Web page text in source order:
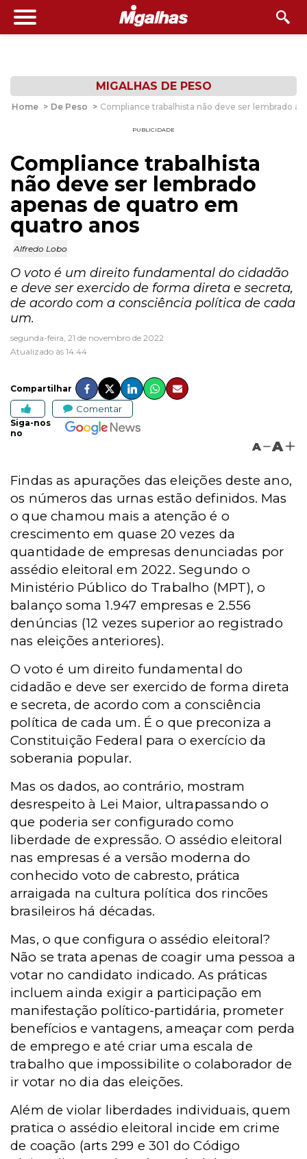
MIGALHAS DE PESO
Home > De Peso > Compliance trabalhista não deve ser lembrado
PUBLICIDADE
Compliance trabalhista
não deve ser lembrado
apenas de quatro em
quatro anos
Alfredo Lobo
O voto é um direito fundamental do cidadão
e deve ser exercido de forma direta e secreta,
de acordo com a consciência política de cada
um.
segunda-feira, 21 de novembro de 2022
Atualizado às 14:44
Compartilhar
Comentar
Siga-nos
no
A A
Findas as apurações das eleições deste ano,
os números das urnas estão definidos. Mas
o que chamou mais a atenção é o
crescimento em quase 20 vezes da
quantidade de empresas denunciadas por
assédio eleitoral em 2022. Segundo o
Ministério Público do Trabalho (MPT), o
balanço soma 1.947 empresas e 2.556
denúncias (12 vezes superior ao registrado
nas eleições anteriores).
O voto é um direito fundamental do
cidadão e deve ser exercido de forma direta
e secreta, de acordo com a consciência
política de cada um. É o que preconiza a
Constituição Federal para o exercício da
soberania popular.
Mas os dados, ao contrário, mostram
desrespeito à Lei Maior, ultrapassando o
que poderia ser configurado como
liberdade de expressão. O assédio eleitoral
nas empresas é a versão moderna do
conhecido voto de cabresto, prática
arraigada na cultura política dos rincões
brasileiros há décadas.
Mas, o que configura o assédio eleitoral?
Não se trata apenas de coagir uma pessoa a
votar no candidato indicado. As práticas
incluem ainda exigir a participação em
manifestação político-partidária, prometer
benefícios e vantagens, ameaçar com perda
de emprego e até criar uma escala de
trabalho que impossibilite o colaborador de
ir votar no dia das eleições.
Além de violar liberdades individuais, quem
pratica o assédio eleitoral incide em crime
de coação (arts 299 e 301 do Código